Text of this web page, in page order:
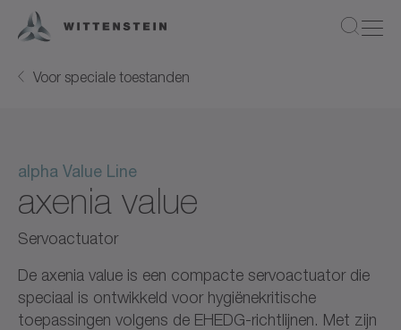
Voor speciale toestanden
alpha Value Line
axenia value
Servoactuator
De axenia value is een compacte servoactuator die
speciaal is ontwikkeld voor hygiënekritische
toepassingen volgens de EHEDG-richtlijnen. Met zijn